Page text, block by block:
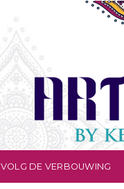
VOLG DE VERBOUWING